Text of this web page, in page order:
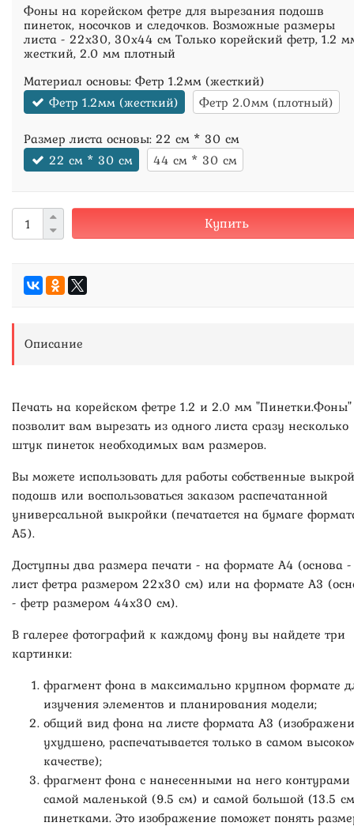
Фоны на корейском фетре для вырезания подошв
пинеток, носочков и следочков. Возможные размеры
листа - 22х30, 30х44 см Только корейский фетр, 1.2
жесткий, 2.0 мм плотный
Материал основы: Фетр 1.2мм (жесткий)
Фетр 1.2мм (жесткий)
Фетр 2.0мм (плотный)
Размер листа основы: 22 см * 30 см
22 см * 30 см
44 см * 30 см
Купить
Описание
Печать на корейском фетре 1.2 и 2.0 мм "Пинетки.Фоны"
позволит вам вырезать из одного листа сразу несколько
штук пинеток необходимых вам размеров.
Вы можете использовать для работы собственные
подошв или воспользоваться заказом распечатанной
универсальной выкройки (печатается на бумаге
А5).
Доступны два размера печати - на формате А4 (основа -
лист фетра размером 22х30 см) или на формате А3
- фетр размером 44х30 см).
В галерее фотографий к каждому фону вы найдете три
картинки:
фрагмент фона в максимально крупном формате
изучения элементов и планирования модели;
общий вид фона на листе формата А3
ухудшено, распечатывается только в самом
качестве);
фрагмент фона с нанесенными на него контурами
самой маленькой (9.5 см) и самой большой (13.5
пинетками. Это изображение поможет понять